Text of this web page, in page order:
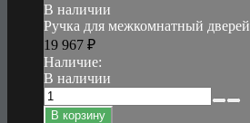
В наличии
Ручка для межкомнатный дверей
19 967 ₽
Наличие:
В наличии
В корзину